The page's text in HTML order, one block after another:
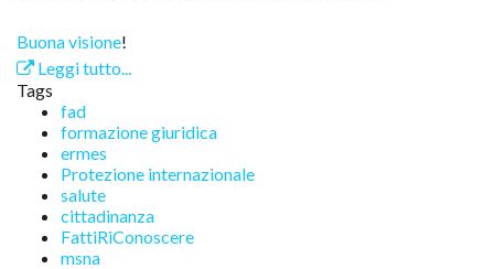
Buona visione!
Leggi tutto...
Tags
fad
formazione giuridica
ermes
Protezione internazionale
salute
cittadinanza
FattiRiConoscere
msna